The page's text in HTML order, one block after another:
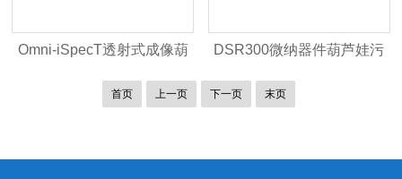
Omni-iSpecT透射式成像葫
芦娃污APP仪
DSR300微纳器件葫芦娃污
APP响应度测试系统
首页 上一页 下一页 末页